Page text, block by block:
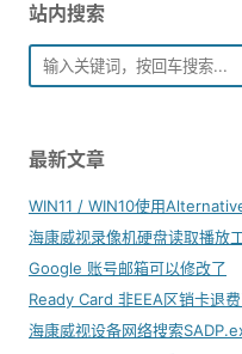
站内搜索
最新文章
WIN11 / WIN10使用
海康威视录像机硬盘读取播放
Google 账号邮箱可以修改了
Ready Card 非EEA区销卡退
海康威视设备网络搜索